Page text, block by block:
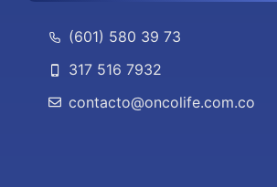
(601) 580 39 73
317 516 7932
contacto@oncolife.com.co